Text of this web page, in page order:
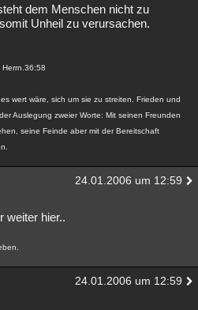
dem Menschen nicht zu
Unheil zu verursachen.
wert wäre, sich um sie zu streiten. Frieden und
Auslegung zweier Worte: Mit seinen Freunden
seine Feinde aber mit der Bereitschaft
24.01.2006 um 12:59
weiter hier..
24.01.2006 um 12:59